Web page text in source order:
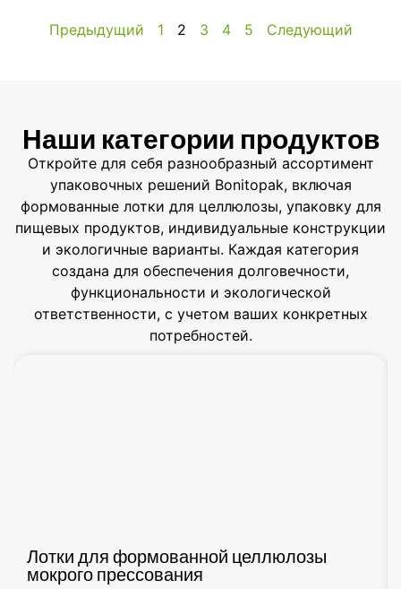
Предыдущий 1 2 3 4 5 Следующий
Наши категории продуктов
Откройте для себя разнообразный ассортимент
упаковочных решений Bonitopak, включая
формованные лотки для целлюлозы, упаковку для
пищевых продуктов, индивидуальные конструкции
и экологичные варианты. Каждая категория
создана для обеспечения долговечности,
функциональности и экологической
ответственности, с учетом ваших конкретных
потребностей.
Лотки для формованной целлюлозы
мокрого прессования